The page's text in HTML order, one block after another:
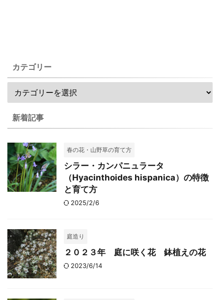
カテゴリー
新着記事
春の花・山野草の育て方
シラー・カンパニュラータ
（Hyacinthoides hispanica）の特徴
と育て方
2025/2/6
庭造り
２０２３年 庭に咲く花 鉢植えの花
2023/6/14